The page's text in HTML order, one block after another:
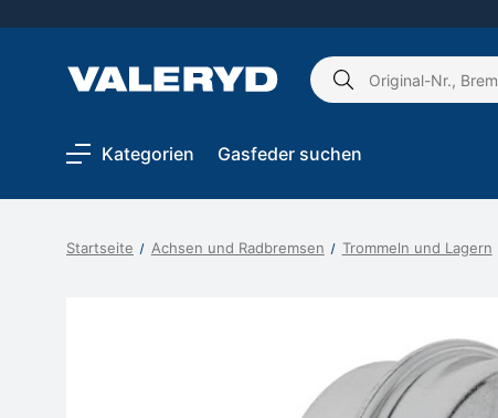
Schlagwort
Kategorien Gasfeder suchen
Startseite Achsen und Radbremsen Trommeln und Lagern